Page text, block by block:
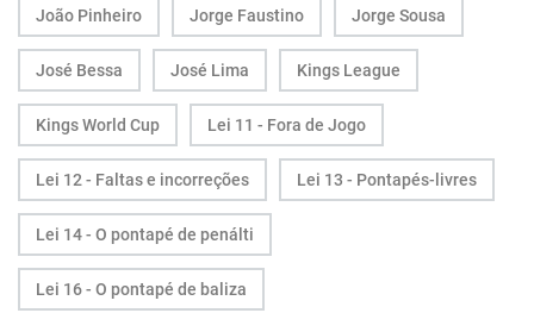
João Pinheiro Jorge Faustino Jorge Sousa
José Bessa José Lima Kings League
Kings World Cup Lei 11 - Fora de Jogo
Lei 12 - Faltas e incorreções Lei 13 - Pontapés-livres
Lei 14 - O pontapé de penálti
Lei 16 - O pontapé de baliza